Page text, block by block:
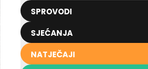
SPROVODI
SJEĆANJA
NATJEČAJI